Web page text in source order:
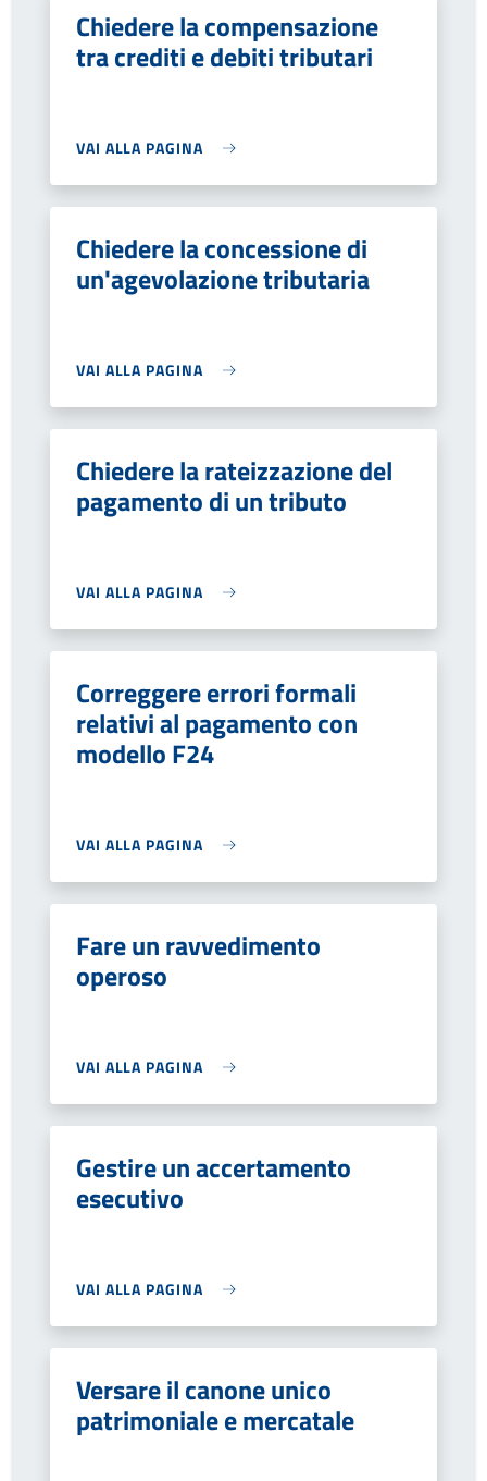
Chiedere la compensazione
tra crediti e debiti tributari
VAI ALLA PAGINA
Chiedere la concessione di
un'agevolazione tributaria
VAI ALLA PAGINA
Chiedere la rateizzazione del
pagamento di un tributo
VAI ALLA PAGINA
Correggere errori formali
relativi al pagamento con
modello F24
VAI ALLA PAGINA
Fare un ravvedimento
operoso
VAI ALLA PAGINA
Gestire un accertamento
esecutivo
VAI ALLA PAGINA
Versare il canone unico
patrimoniale e mercatale